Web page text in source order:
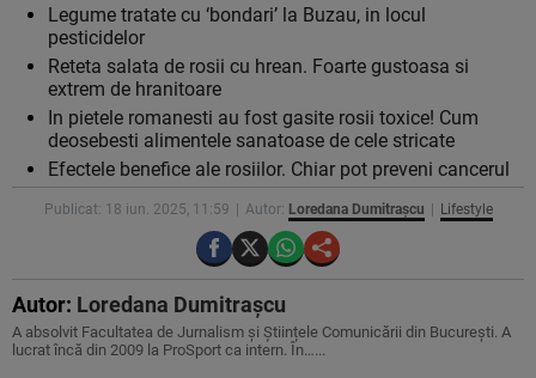
Legume tratate cu ‘bondari’ la Buzau, in locul
pesticidelor
Reteta salata de rosii cu hrean. Foarte gustoasa si
extrem de hranitoare
In pietele romanesti au fost gasite rosii toxice! Cum
deosebesti alimentele sanatoase de cele stricate
Efectele benefice ale rosiilor. Chiar pot preveni cancerul
Publicat: 18 iun. 2025, 11:59 Autor: Loredana Dumitrașcu Lifestyle
Autor: Loredana Dumitrașcu
A absolvit Facultatea de Jurnalism și Științele Comunicării din București. A
lucrat încă din 2009 la ProSport ca intern. În…...